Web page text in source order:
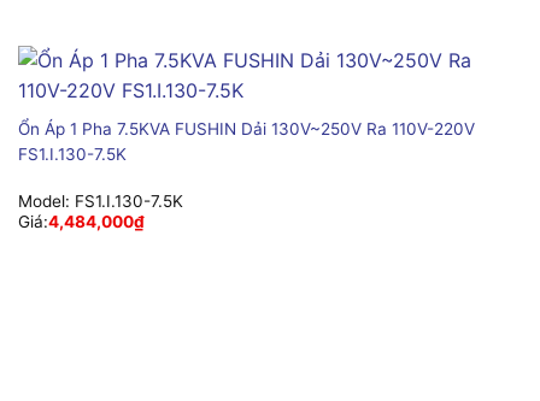
Ổn Áp 1 Pha 7.5KVA FUSHIN Dải 130V~250V Ra 110V-220V
FS1.I.130-7.5K
Model: FS1.I.130-7.5K
Giá:4,484,000₫